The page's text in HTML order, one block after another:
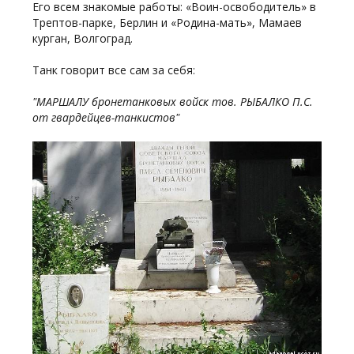
Его всем знакомые работы: «Воин-освободитель» в
Трептов-парке, Берлин и «Родина-мать», Мамаев
курган, Волгоград.
Танк говорит все сам за себя:
"МАРШАЛУ бронетанковых войск тов. РЫБАЛКО П.С.
от гвардейцев-танкистов"